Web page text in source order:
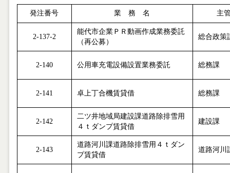
発注番号 業 務 名 主
2-137-2
能代市企業ＰＲ動画作成業務委託
（再公募）
総合政策
2-140 公用車充電設備設置業務委託 総務課
2-141 卓上丁合機賃貸借 総務課
2-142
二ツ井地域局建設課道路除排雪用
４ｔダンプ賃貸借
建設課
2-143
道路河川課道路除排雪用４ｔダン
プ賃貸借
道路河川